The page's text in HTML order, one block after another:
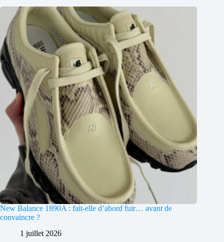
New Balance 1890A : fait-elle d’abord fuir… avant de
convaincre ?
1 juillet 2026